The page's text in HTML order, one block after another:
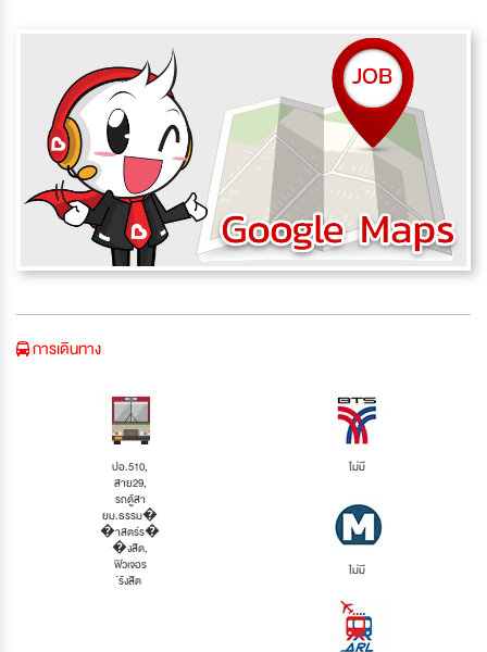
การเดินทาง
ปอ.510,
สาย29,
รถตู้สา
ยม.ธรรม�
�าสตร์ร�
�งสิต,
ฟิวเจอร
์รังสิต
ไม่มี
ไม่มี